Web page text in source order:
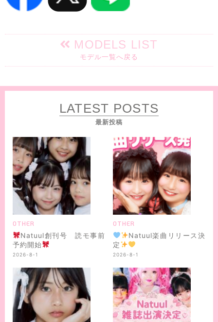
MODELS LIST
モデル一覧へ戻る
LATEST POSTS
最新投稿
OTHER
Natuul創刊号 読モ事前
予約開始
2026-8-1
OTHER
Natuul楽曲リリース決
定
2026-8-1